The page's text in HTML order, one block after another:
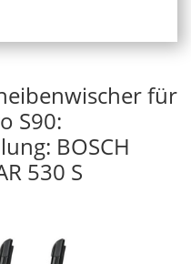
für
S90:
BOSCH
530 S